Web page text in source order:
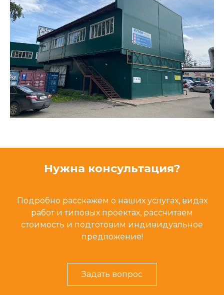
Нужна консультация?
Подробно расскажем о наших услугах, видах
работ и типовых проектах, рассчитаем
стоимость и подготовим индивидуальное
предложение!
Задать вопрос